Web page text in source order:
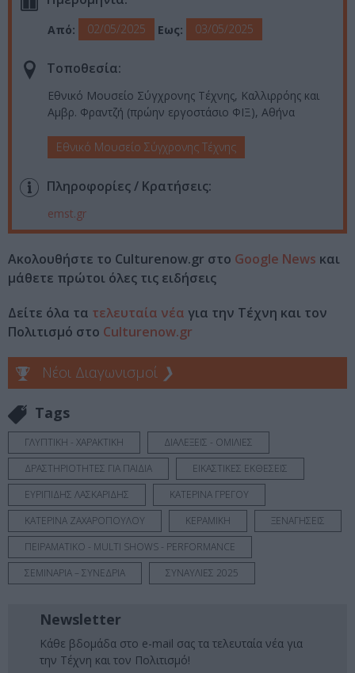
Από: 02/05/2025 Εως: 03/05/2025
Τοποθεσία:
Εθνικό Μουσείο Σύγχρονης Τέχνης, Καλλιρρόης και
Αμβρ. Φραντζή (πρώην εργοστάσιο ΦΙΞ), Αθήνα
Εθνικό Μουσείο Σύγχρονης Τέχνης
Πληροφορίες / Κρατήσεις:
emst.gr
Ακολουθήστε το Culturenow.gr στο Google News και
μάθετε πρώτοι όλες τις ειδήσεις
Δείτε όλα τα τελευταία νέα για την Τέχνη και τον
Πολιτισμό στο Culturenow.gr
Νέοι Διαγωνισμοί ❯
Tags
ΓΛΥΠΤΙΚΗ - ΧΑΡΑΚΤΙΚΗ
ΔΙΑΛΕΞΕΙΣ - ΟΜΙΛΙΕΣ
ΔΡΑΣΤΗΡΙΟΤΗΤΕΣ ΓΙΑ ΠΑΙΔΙΑ
ΕΙΚΑΣΤΙΚΕΣ ΕΚΘΕΣΕΙΣ
ΕΥΡΙΠΙΔΗΣ ΛΑΣΚΑΡΙΔΗΣ
ΚΑΤΕΡΙΝΑ ΓΡΕΓΟΥ
ΚΑΤΕΡΙΝΑ ΖΑΧΑΡΟΠΟΥΛΟΥ
ΚΕΡΑΜΙΚΗ
ΞΕΝΑΓΗΣΕΙΣ
ΠΕΙΡΑΜΑΤΙΚΟ - MULTI SHOWS - PERFORMANCE
ΣΕΜΙΝΑΡΙΑ – ΣΥΝΕΔΡΙΑ
ΣΥΝΑΥΛΙΕΣ 2025
Newsletter
Κάθε βδομάδα στο e-mail σας τα τελευταία νέα για
την Τέχνη και τον Πολιτισμό!